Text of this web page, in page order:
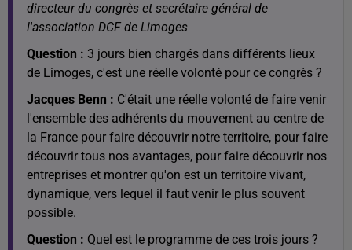
directeur du congrès et secrétaire général de
l'association DCF de Limoges
Question : 3 jours bien chargés dans différents lieux
de Limoges, c'est une réelle volonté pour ce congrès ?
Jacques Benn : C'était une réelle volonté de faire venir
l'ensemble des adhérents du mouvement au centre de
la France pour faire découvrir notre territoire, pour faire
découvrir tous nos avantages, pour faire découvrir nos
entreprises et montrer qu'on est un territoire vivant,
dynamique, vers lequel il faut venir le plus souvent
possible.
Question : Quel est le programme de ces trois jours ?